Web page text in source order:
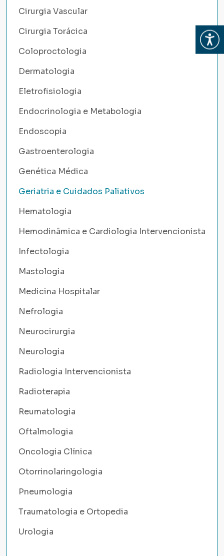
Abrir
Cirurgia Vascular
Cirurgia Torácica
Coloproctologia
Dermatologia
Eletrofisiologia
Endocrinologia e Metabologia
Endoscopia
Gastroenterologia
Genética Médica
Geriatria e Cuidados Paliativos
Hematologia
Hemodinâmica e Cardiologia Intervencionista
Infectologia
Mastologia
Medicina Hospitalar
Nefrologia
Neurocirurgia
Neurologia
Radiologia Intervencionista
Radioterapia
Reumatologia
Oftalmologia
Oncologia Clínica
Otorrinolaringologia
Pneumologia
Traumatologia e Ortopedia
Urologia